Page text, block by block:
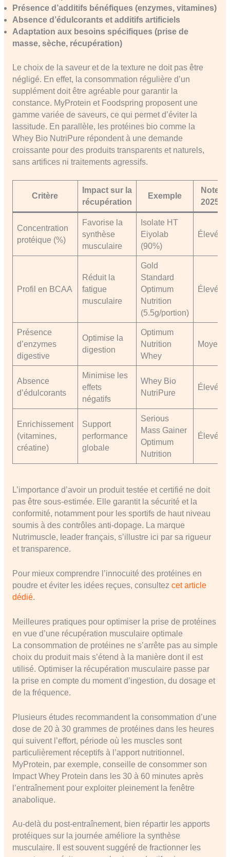
Présence d’additifs bénéfiques (enzymes, vitamines)
Absence d’édulcorants et additifs artificiels
Adaptation aux besoins spécifiques (prise de
masse, sèche, récupération)
Le choix de la saveur et de la texture ne doit pas être
négligé. En effet, la consommation régulière d’un
supplément doit être agréable pour garantir la
constance. MyProtein et Foodspring proposent une
gamme variée de saveurs, ce qui permet d’éviter la
lassitude. En parallèle, les protéines bio comme la
Whey Bio NutriPure répondent à une demande
croissante pour des produits transparents et naturels,
sans artifices ni traitements agressifs.
Critère
Impact sur la
récupération
Exemple
Note
2025
Concentration
protéique (%)
Favorise la
synthèse
musculaire
Isolate HT
Eiyolab
(90%)
Élevé
Profil en BCAA
Réduit la
fatigue
musculaire
Gold
Standard
Optimum
Nutrition
(5.5g/portion)
Élevé
Présence
d’enzymes
digestive
Optimise la
digestion
Optimum
Nutrition
Whey
Moyen
Absence
d’édulcorants
Minimise les
effets
négatifs
Whey Bio
NutriPure
Élevé
Enrichissement
(vitamines,
créatine)
Support
performance
globale
Serious
Mass Gainer
Optimum
Nutrition
Élevé
L’importance d’avoir un produit testée et certifié ne doit
pas être sous-estimée. Elle garantit la sécurité et la
conformité, notamment pour les sportifs de haut niveau
soumis à des contrôles anti-dopage. La marque
Nutrimuscle, leader français, s’illustre ici par sa rigueur
et transparence.
Pour mieux comprendre l’innocuité des protéines en
poudre et éviter les idées reçues, consultez cet article
dédié.
Meilleures pratiques pour optimiser la prise de protéines
en vue d’une récupération musculaire optimale
La consommation de protéines ne s’arrête pas au simple
choix du produit mais s’étend à la manière dont il est
utilisé. Optimiser la récupération musculaire passe par
la prise en compte du moment d’ingestion, du dosage et
de la fréquence.
Plusieurs études recommandent la consommation d’une
dose de 20 à 30 grammes de protéines dans les heures
qui suivent l’effort, période où les muscles sont
particulièrement réceptifs à l’apport nutritionnel.
MyProtein, par exemple, conseille de consommer son
Impact Whey Protein dans les 30 à 60 minutes après
l’entraînement pour exploiter pleinement la fenêtre
anabolique.
Au-delà du post-entraînement, bien répartir les apports
protéiques sur la journée améliore la synthèse
musculaire. Il est souvent suggéré de fractionner les